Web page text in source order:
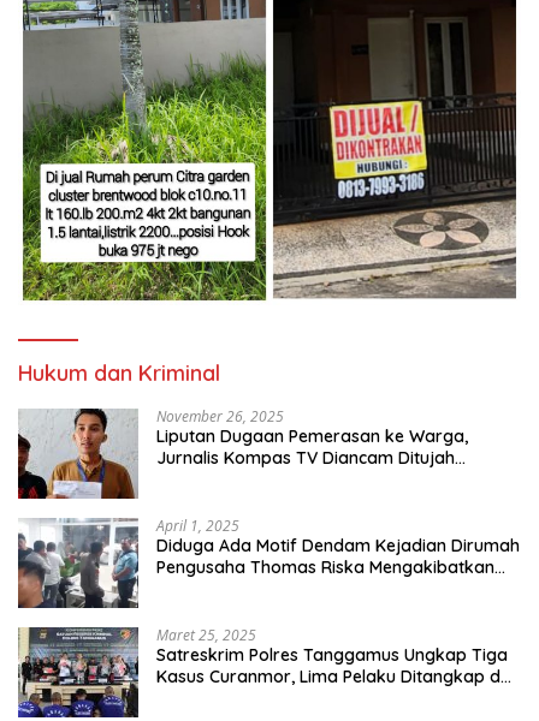
Hukum dan Kriminal
November 26, 2025
Liputan Dugaan Pemerasan ke Warga,
Jurnalis Kompas TV Diancam Ditujah
April 1, 2025
Diduga Ada Motif Dendam Kejadian Dirumah
Pengusaha Thomas Riska Mengakibatkan
Maret 25, 2025
Satreskrim Polres Tanggamus Ungkap Tiga
Kasus Curanmor, Lima Pelaku Ditangkap dan